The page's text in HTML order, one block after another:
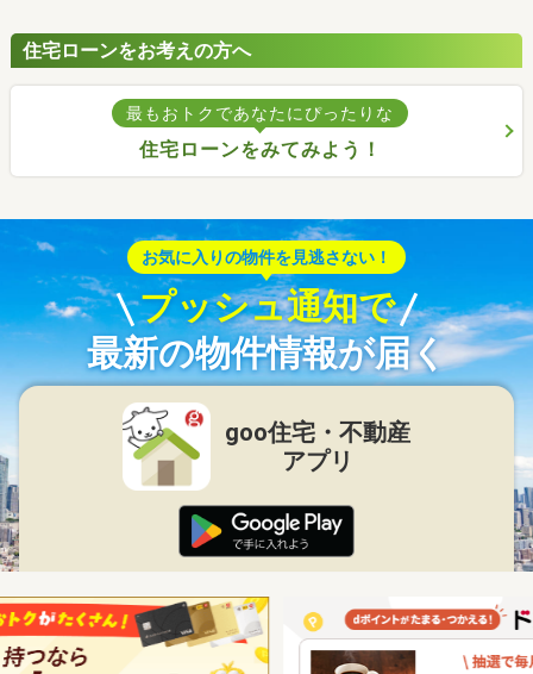
住宅ローンをお考えの方へ
最もおトクであなたにぴったりな
住宅ローンをみてみよう！
お気に入りの物件を見逃さない！
プッシュ通知で
最新の物件情報が届く
goo住宅・不動産
アプリ